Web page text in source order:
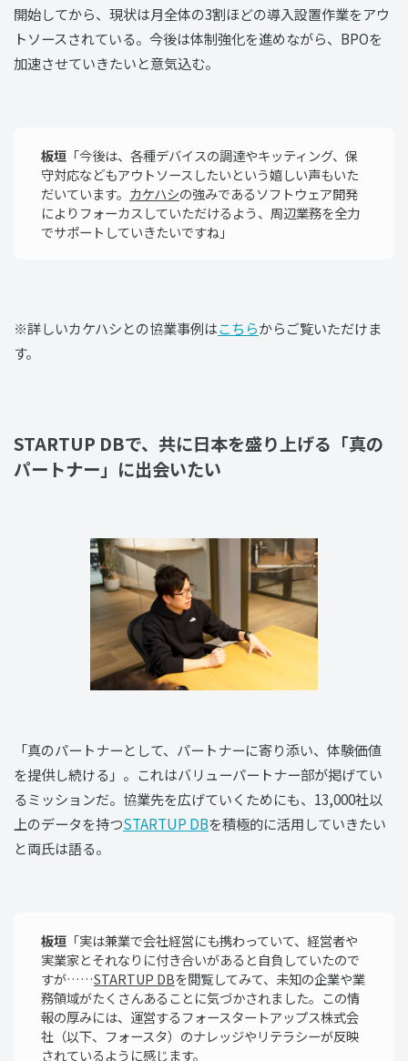
開始してから、現状は月全体の3割ほどの導入設置作業をアウ
トソースされている。今後は体制強化を進めながら、BPOを
加速させていきたいと意気込む。
板垣 「今後は、各種デバイスの調達やキッティング、保
守対応などもアウトソースしたいという嬉しい声もいた
だいています。 カケハシの強みであるソフトウェア開発
によりフォーカスしていただけるよう、周辺業務を全力
でサポートしていきたいですね」
※詳しいカケハシとの協業事例はこちらからご覧いただけま
す。
STARTUP DBで、共に日本を盛り上げる「真の
パートナー」に出会いたい
「真のパートナーとして、パートナーに寄り添い、体験価値
を提供し続ける」。これはバリューパートナー部が掲げてい
るミッションだ。協業先を広げていくためにも、13,000社以
上のデータを持つSTARTUP DBを積極的に活用していきたい
と両氏は語る。
板垣 「実は兼業で会社経営にも携わっていて、経営者や
実業家とそれなりに付き合いがあると自負していたので
すが……STARTUP DBを閲覧してみて、未知の企業や業
務領域がたくさんあることに気づかされました。この情
報の厚みには、運営するフォースタートアップス株式会
社（以下、フォースタ）のナレッジやリテラシーが反映
されているように感じます。